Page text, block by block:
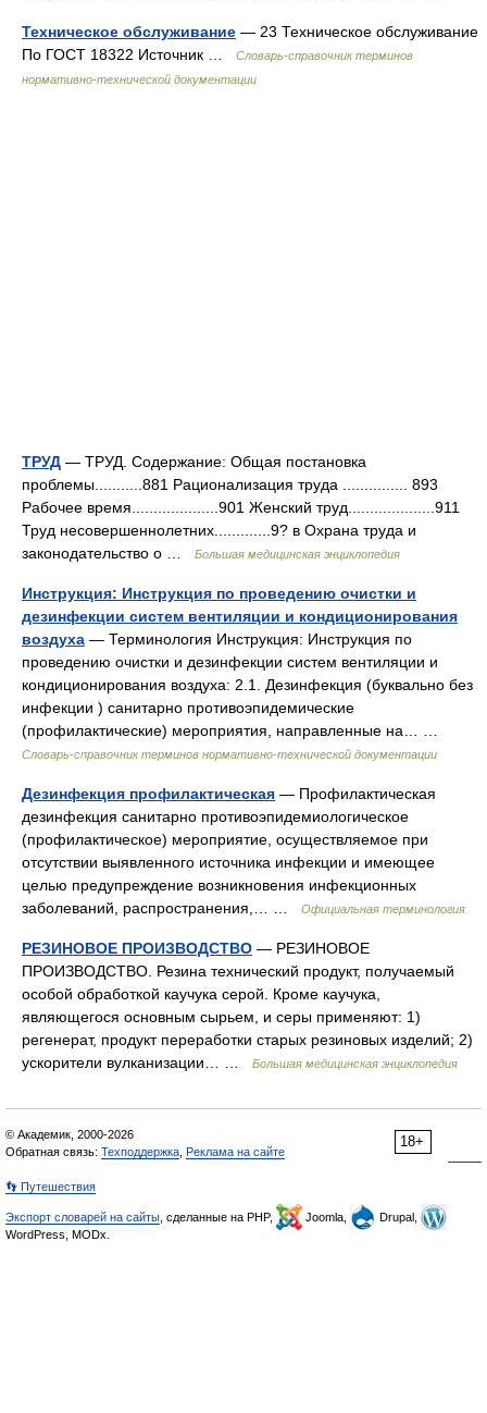
Техническое обслуживание — 23 Техническое обслуживание
По ГОСТ 18322 Источник …
Словарь-справочник терминов
нормативно-технической документации
ТРУД — ТРУД. Содержание: Общая постановка
проблемы...........881 Рационализация труда ............... 893
Рабочее время....................901 Женский труд....................911
Труд несовершеннолетних.............9? в Охрана труда и
законодательство о …
Большая медицинская энциклопедия
Инструкция: Инструкция по проведению очистки и
дезинфекции систем вентиляции и кондиционирования
воздуха — Терминология Инструкция: Инструкция по
проведению очистки и дезинфекции систем вентиляции и
кондиционирования воздуха: 2.1. Дезинфекция (буквально без
инфекции ) санитарно противоэпидемические
(профилактические) мероприятия, направленные на… …
Словарь-справочник терминов нормативно-технической документации
Дезинфекция профилактическая — Профилактическая
дезинфекция санитарно противоэпидемиологическое
(профилактическое) мероприятие, осуществляемое при
отсутствии выявленного источника инфекции и имеющее
целью предупреждение возникновения инфекционных
заболеваний, распространения,… …
Официальная терминология
РЕЗИНОВОЕ ПРОИЗВОДСТВО — РЕЗИНОВОЕ
ПРОИЗВОДСТВО. Резина технический продукт, получаемый
особой обработкой каучука серой. Кроме каучука,
являющегося основным сырьем, и серы применяют: 1)
регенерат, продукт переработки старых резиновых изделий; 2)
ускорители вулканизации… …
Большая медицинская энциклопедия
18+
© Академик, 2000-2026
Обратная связь: Техподдержка Реклама на сайте
👣 Путешествия
Экспорт словарей на сайты , сделанные на PHP, Joomla,
Drupal,
WordPress, MODx.